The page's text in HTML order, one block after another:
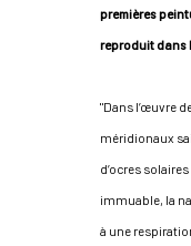
premières
reproduit dans
"Dans l’œuvre
méridionaux
d’ocres
immuable, la
à une